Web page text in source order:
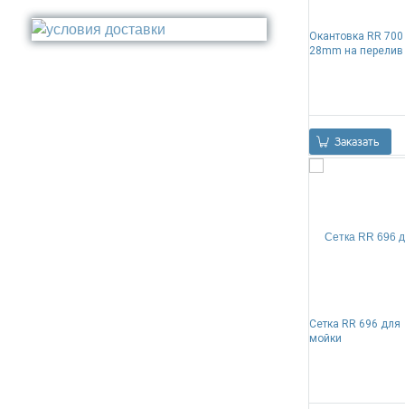
Стакан
Туалетный ёрш
Медь
Никель
Окантовка RR 700
28mm на перелив
Заказать
Сетка RR 696 для
мойки